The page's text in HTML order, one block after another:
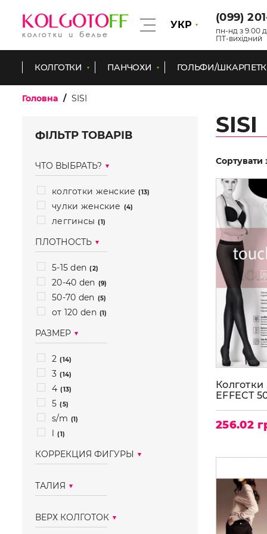
УКР
(099)
пн-нд з 9.00
ПТ-вихідний
КОЛГОТКИ ПАНЧОХИ ГОЛЬФИ/
Головна SISI
ФІЛЬТР ТОВАРІВ
ЧТО ВЫБРАТЬ?
колготки женские (13)
чулки женские (4)
леггинсы (1)
ПЛОТНОСТЬ
5-15 den (2)
20-40 den (9)
50-70 den (5)
от 120 den (1)
РАЗМЕР
2 (14)
3 (14)
4 (13)
5 (5)
s/m (1)
l (1)
КОРРЕКЦИЯ ФИГУРЫ
с утяжкой
без утяжки (7)
ТАЛИЯ
классическая
заниженная
ВЕРХ КОЛГОТОК
SISI
Сортувати
Колготки
EFFECT
256.02